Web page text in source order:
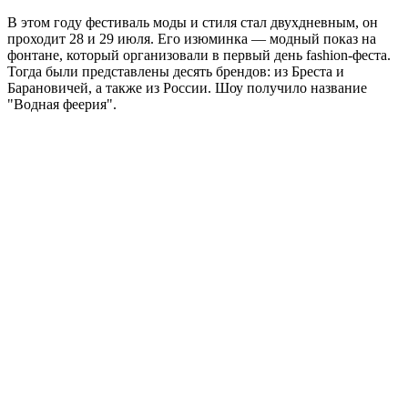
В этом году фестиваль моды и стиля стал двухдневным, он
проходит 28 и 29 июля. Его изюминка — модный показ на
фонтане, который организовали в первый день fashion-феста.
Тогда были представлены десять брендов: из Бреста и
Барановичей, а также из России. Шоу получило название
"Водная феерия".